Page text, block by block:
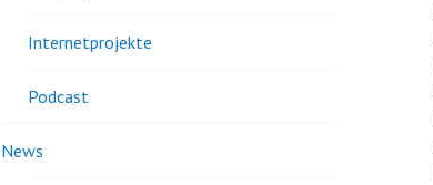
Internetprojekte
Podcast
News